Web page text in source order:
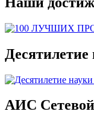
АИС Сетевой